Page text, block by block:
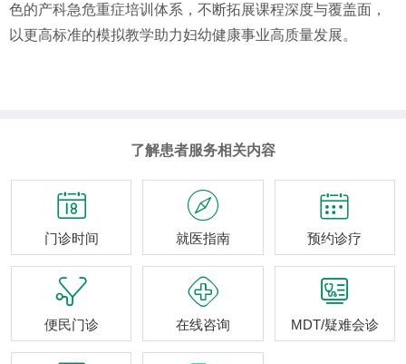
色的产科急危重症培训体系，不断拓展课程深度与覆盖面，
以更高标准的模拟教学助力妇幼健康事业高质量发展。
了解患者服务相关内容

门诊时间

就医指南

预约诊疗

便民门诊

在线咨询

MDT/疑难会诊